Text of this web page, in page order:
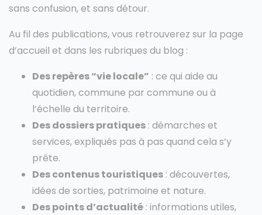
sans confusion, et sans détour.
Au fil des publications, vous retrouverez sur la page
d’accueil et dans les rubriques du blog :
Des repères “vie locale” : ce qui aide au
quotidien, commune par commune ou à
l’échelle du territoire.
Des dossiers pratiques : démarches et
services, expliqués pas à pas quand cela s’y
prête.
Des contenus touristiques : découvertes,
idées de sorties, patrimoine et nature.
Des points d’actualité : informations utiles,